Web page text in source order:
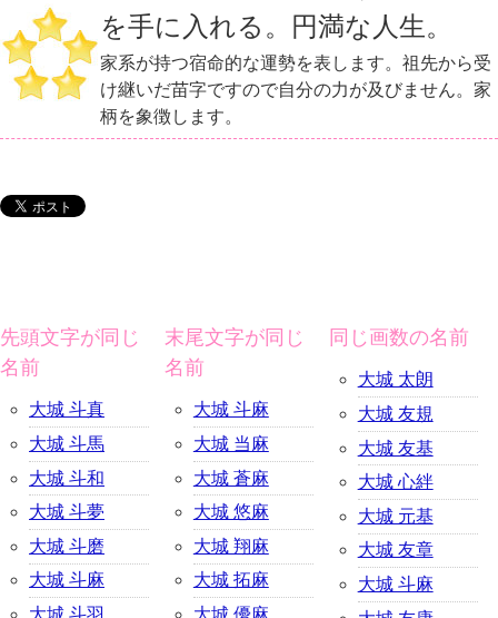
を手に入れる。円満な人生。
家系が持つ宿命的な運勢を表します。祖先から受
け継いだ苗字ですので自分の力が及びません。家
柄を象徴します。
先頭文字が同じ
名前
大城 斗真
大城 斗馬
大城 斗和
大城 斗夢
大城 斗磨
大城 斗麻
大城 斗羽
末尾文字が同じ
名前
大城 斗麻
大城 当麻
大城 蒼麻
大城 悠麻
大城 翔麻
大城 拓麻
大城 優麻
同じ画数の名前
大城 太朗
大城 友規
大城 友基
大城 心絆
大城 元基
大城 友章
大城 斗麻